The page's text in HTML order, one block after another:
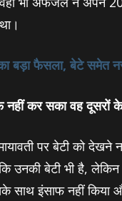
बड़ा फैसला, बेटे समेत
नहीं कर सका वह दूसरों
मायावती पर बेटी को
उनकी बेटी भी है,
साथ इंसाफ नहीं